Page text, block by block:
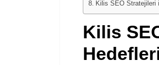
Kilis SEO Stratejileri
Kilis